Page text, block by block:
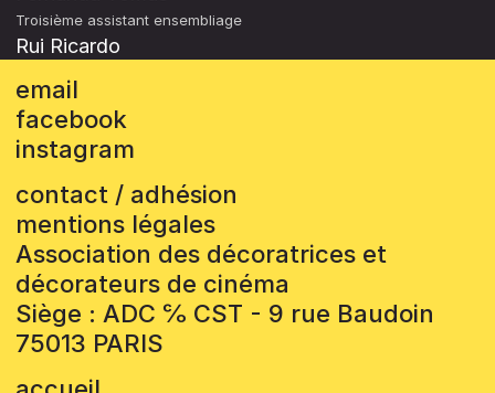
Troisième assistant ensembliage
Rui Ricardo
email
facebook
instagram
contact / adhésion
mentions légales
Association des décoratrices et
décorateurs de cinéma
Siège : ADC ℅ CST - 9 rue Baudoin
75013 PARIS